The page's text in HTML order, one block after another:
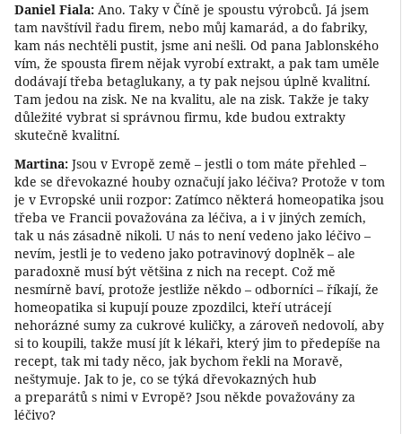
Daniel Fiala: Ano. Taky v Číně je spoustu výrobců. Já jsem
tam navštívil řadu firem, nebo můj kamarád, a do fabriky,
kam nás nechtěli pustit, jsme ani nešli. Od pana Jablonského
vím, že spousta firem nějak vyrobí extrakt, a pak tam uměle
dodávají třeba betaglukany, a ty pak nejsou úplně kvalitní.
Tam jedou na zisk. Ne na kvalitu, ale na zisk. Takže je taky
důležité vybrat si správnou firmu, kde budou extrakty
skutečně kvalitní.
Martina: Jsou v Evropě země – jestli o tom máte přehled –
kde se dřevokazné houby označují jako léčiva? Protože v tom
je v Evropské unii rozpor: Zatímco některá homeopatika jsou
třeba ve Francii považována za léčiva, a i v jiných zemích,
tak u nás zásadně nikoli. U nás to není vedeno jako léčivo –
nevím, jestli je to vedeno jako potravinový doplněk – ale
paradoxně musí být většina z nich na recept. Což mě
nesmírně baví, protože jestliže někdo – odborníci – říkají, že
homeopatika si kupují pouze zpozdilci, kteří utrácejí
nehorázné sumy za cukrové kuličky, a zároveň nedovolí, aby
si to koupili, takže musí jít k lékaři, který jim to předepíše na
recept, tak mi tady něco, jak bychom řekli na Moravě,
neštymuje. Jak to je, co se týká dřevokazných hub
a preparátů s nimi v Evropě? Jsou někde považovány za
léčivo?